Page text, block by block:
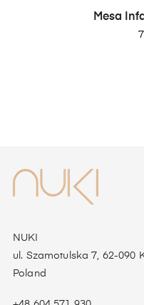
Mesa
NUKI
ul. Szamotulska 7, 62-090
Poland